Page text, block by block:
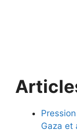
Gaza et